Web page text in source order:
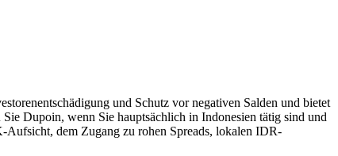
und Schutz vor negativen Salden und bietet
Dupoin, wenn Sie hauptsächlich in Indonesien tätig sind und
dem Zugang zu rohen Spreads, lokalen IDR-